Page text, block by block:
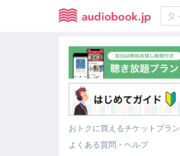
おトクに買えるチケットプラン
よくある質問・ヘルプ